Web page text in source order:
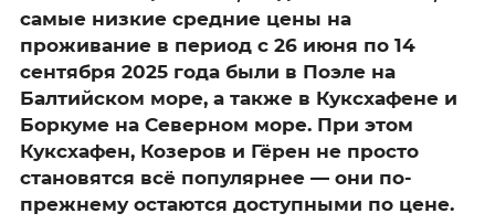
самые низкие средние цены на
проживание в период с 26 июня по 14
сентября 2025 года были в Поэле на
Балтийском море, а также в Куксхафене и
Боркуме на Северном море. При этом
Куксхафен, Козеров и Гёрен не просто
становятся всё популярнее — они по-
прежнему остаются доступными по цене.